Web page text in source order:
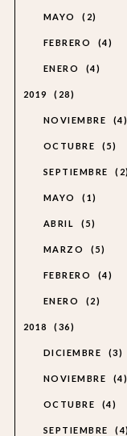
MAYO 2
FEBRERO 4
ENERO 4
2019 28
NOVIEMBRE 4
OCTUBRE 5
SEPTIEMBRE 2
MAYO 1
ABRIL 5
MARZO 5
FEBRERO 4
ENERO 2
2018 36
DICIEMBRE 3
NOVIEMBRE 4
OCTUBRE 4
SEPTIEMBRE 4